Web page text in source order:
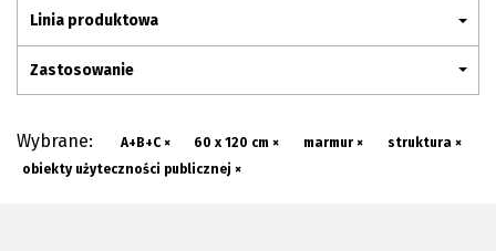
Linia produktowa
Zastosowanie
Wybrane: A+B+C × 60 x 120 cm × marmur ×
struktura ×
obiekty użyteczności publicznej ×